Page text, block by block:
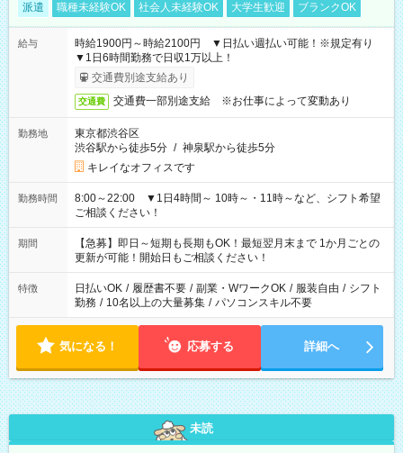
派遣 職種未経験OK 社会人未経験OK 大学生歓迎 ブランクOK
給与
時給1900円～時給2100円 ▼日払い週払い可能！※規定有り
▼1日6時間勤務で日収1万以上！
交通費別途支給あり
交通費 交通費一部別途支給 ※お仕事によって変動あり
勤務地
東京都渋谷区
渋谷駅から徒歩5分 / 神泉駅から徒歩5分
キレイなオフィスです
勤務時間
8:00～22:00 ▼1日4時間～ 10時～・11時～など、シフト希望
ご相談ください！
期間
【急募】即日～短期も長期もOK！最短翌月末まで 1か月ごとの
更新が可能！開始日もご相談ください！
特徴 日払いOK / 履歴書不要 / 副業・WワークOK / 服装自由 / シフト
勤務 / 10名以上の大量募集 / パソコンスキル不要
気になる！ 応募する 詳細へ
未読